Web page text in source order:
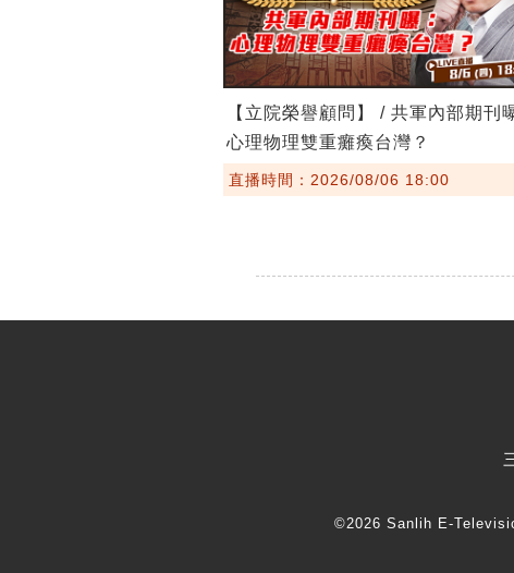
【立院榮譽顧問】 / 共軍內部期刊
心理物理雙重癱瘓台灣？
直播時間：2026/08/06 18:00
©2026 Sanlih E-